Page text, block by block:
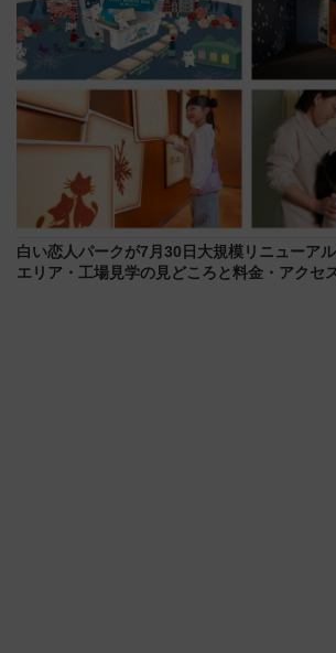
白い恋人パークが7月30日大規模リニューア
エリア・工場見学の見どころと料金・アクセ